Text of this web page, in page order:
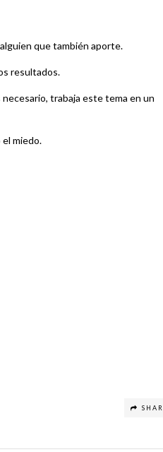
que también aporte.
resultados.
trabaja este tema en un
miedo.